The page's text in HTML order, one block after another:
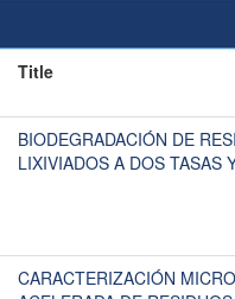
Title
BIODEGRADACIÓN DE
LIXIVIADOS A DOS TASAS
CARACTERIZACIÓN